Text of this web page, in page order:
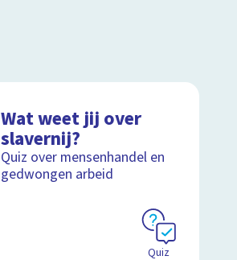
Wat weet jij over
slavernij?
Quiz over mensenhandel en
gedwongen arbeid
Quiz